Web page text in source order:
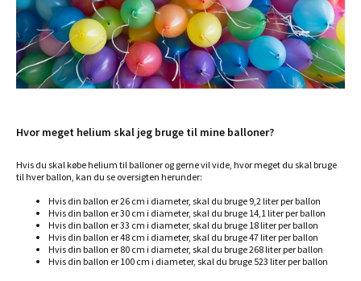
Hvor meget helium skal jeg bruge til mine balloner?
Hvis du skal købe helium til balloner og gerne vil vide, hvor meget du skal bruge
til hver ballon, kan du se oversigten herunder:
Hvis din ballon er 26 cm i diameter, skal du bruge 9,2 liter per ballon
Hvis din ballon er 30 cm i diameter, skal du bruge 14,1 liter per ballon
Hvis din ballon er 33 cm i diameter, skal du bruge 18 liter per ballon
Hvis din ballon er 48 cm i diameter, skal du bruge 47 liter per ballon
Hvis din ballon er 80 cm i diameter, skal du bruge 268 liter per ballon
Hvis din ballon er 100 cm i diameter, skal du bruge 523 liter per ballon